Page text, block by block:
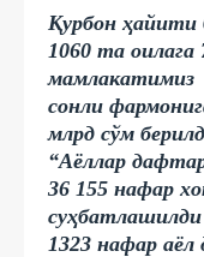
Қурбон ҳайити
1060 та оилага
мамлакатимиз
сонли
млрд сўм
“Аёллар
36 155 нафар
суҳбатлашилди
1323 нафар